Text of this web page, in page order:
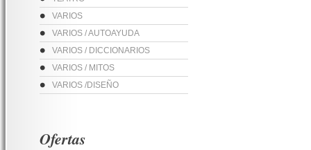
VARIOS
VARIOS / AUTOAYUDA
VARIOS / DICCIONARIOS
VARIOS / MITOS
VARIOS /DISEÑO
Ofertas